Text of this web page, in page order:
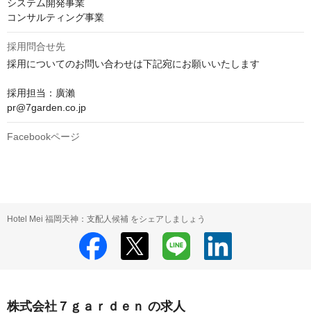
システム開発事業
コンサルティング事業
採用問合せ先
採用についてのお問い合わせは下記宛にお願いいたします
採用担当：廣瀨
pr@7garden.co.jp
Facebookページ
Hotel Mei 福岡天神：支配人候補 をシェアしましょう
株式会社７ｇａｒｄｅｎ の求人